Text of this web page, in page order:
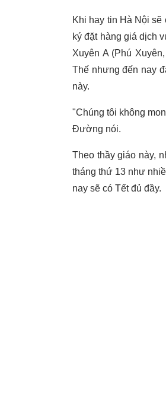
Khi hay tin Hà Nội
ký đặt hàng giá dịch
Xuyên A (Phú
Thế nhưng đến nay
này.
"Chúng tôi không
Đường nói.
Theo thầy giáo này,
tháng thứ 13 như
nay sẽ có Tết đủ đầy.